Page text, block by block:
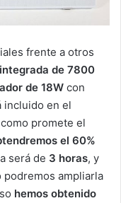
frente a otros
de 7800
de 18W con
incluido en el
promete el
el 60%
será de 3 horas, y
ampliarla
hemos obtenido